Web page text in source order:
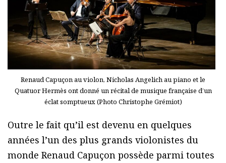
Renaud Capuçon au violon, Nicholas Angelich au piano et le
Quatuor Hermès ont donné un récital de musique française d’un
éclat somptueux (Photo Christophe Grémiot)
Outre le fait qu’il est devenu en quelques
années l’un des plus grands violonistes du
monde Renaud Capuçon possède parmi toutes